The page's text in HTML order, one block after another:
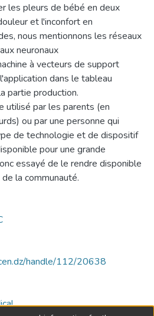
les pleurs de bébé en deux
et l'inconfort en
nous mentionnons les réseaux
neuronaux
à vecteurs de support
dans le tableau
partie production.
utilisé par les parents (en
ou par une personne qui
de technologie et de dispositif
pour une grande
essayé de le rendre disponible
la communauté.
handle/112/20638